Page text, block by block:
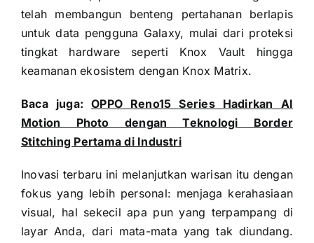
telah membangun benteng pertahanan berlapis
untuk data pengguna Galaxy, mulai dari proteksi
tingkat hardware seperti Knox Vault hingga
keamanan ekosistem dengan Knox Matrix.
Baca juga:OPPO Reno15 Series Hadirkan AI
Motion Photo dengan Teknologi Border
Stitching Pertama di Industri
Inovasi terbaru ini melanjutkan warisan itu dengan
fokus yang lebih personal: menjaga kerahasiaan
visual, hal sekecil apa pun yang terpampang di
layar Anda, dari mata-mata yang tak diundang.